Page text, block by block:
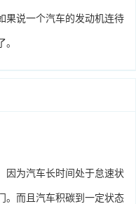
果说一个汽车的发动机连待
因为汽车长时间处于怠速状
。而且汽车积碳到一定状态